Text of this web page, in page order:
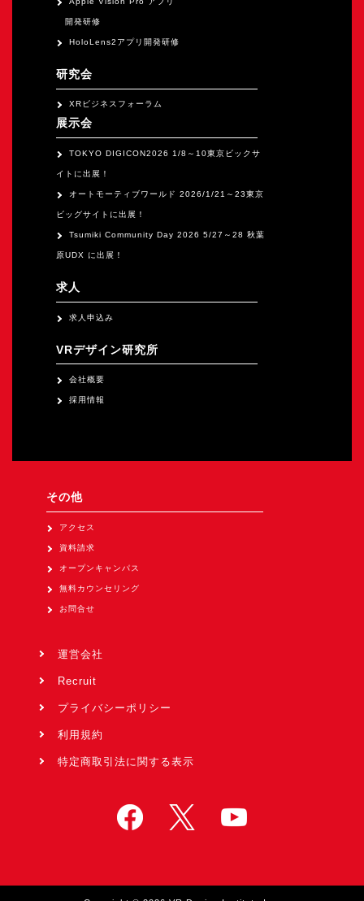
開発研修
HoloLens2アプリ開発研修
研究会
XRビジネスフォーラム
展示会
TOKYO DIGICON2026 1/8～10東京ビックサ
イトに出展！
オートモーティブワールド 2026/1/21～23東京
ビッグサイトに出展！
Tsumiki Community Day 2026 5/27～28 秋葉
原UDX に出展！
求人
求人申込み
VRデザイン研究所
会社概要
採用情報
その他
アクセス
資料請求
オープンキャンパス
無料カウンセリング
お問合せ
運営会社
Recruit
プライバシーポリシー
利用規約
特定商取引法に関する表示